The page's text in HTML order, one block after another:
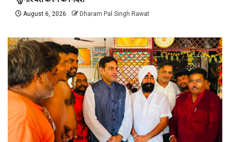
August 6, 2026 Dharam Pal Singh Rawat